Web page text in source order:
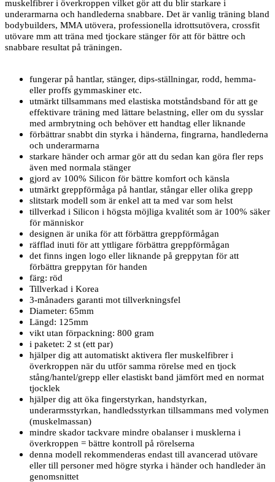
muskelfibrer i överkroppen vilket gör att du blir starkare i
underarmarna och handlederna snabbare. Det är vanlig träning bland
bodybuilders, MMA utövera, professionella idrottsutövera, crossfit
utövare mm att träna med tjockare stänger för att för bättre och
snabbare resultat på träningen.
fungerar på hantlar, stänger, dips-ställningar, rodd, hemma-
eller proffs gymmaskiner etc.
utmärkt tillsammans med elastiska motståndsband för att ge
effektivare träning med lättare belastning, eller om du sysslar
med armbrytning och behöver ett handtag eller liknande
förbättrar snabbt din styrka i händerna, fingrarna, handlederna
och underarmarna
starkare händer och armar gör att du sedan kan göra fler reps
även med normala stänger
gjord av 100% Silicon för bättre komfort och känsla
utmärkt greppförmåga på hantlar, stångar eller olika grepp
slitstark modell som är enkel att ta med var som helst
tillverkad i Silicon i högsta möjliga kvalitét som är 100% säker
för människor
designen är unika för att förbättra greppförmågan
räfflad inuti för att yttligare förbättra greppförmågan
det finns ingen logo eller liknande på greppytan för att
förbättra greppytan för handen
färg: röd
Tillverkad i Korea
3-månaders garanti mot tillverkningsfel
Diameter: 65mm
Längd: 125mm
vikt utan förpackning: 800 gram
i paketet: 2 st (ett par)
hjälper dig att automatiskt aktivera fler muskelfibrer i
överkroppen när du utför samma rörelse med en tjock
stång/hantel/grepp eller elastiskt band jämfört med en normat
tjocklek
hjälper dig att öka fingerstyrkan, handstyrkan,
underarmsstyrkan, handledsstyrkan tillsammans med volymen
(muskelmassan)
mindre skador tackvare mindre obalanser i musklerna i
överkroppen = bättre kontroll på rörelserna
denna modell rekommenderas endast till avancerad utövare
eller till personer med högre styrka i händer och handleder än
genomsnittet